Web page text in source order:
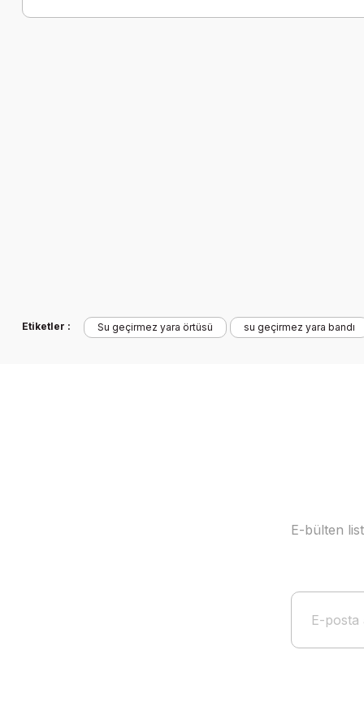
Etiketler : Su geçirmez yara örtüsü su geçirmez yara bandı
E-bülten